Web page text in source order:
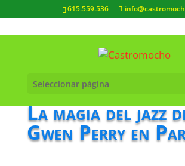
615.559.536
Seleccionar página
La magia del jazz
Gwen Perry en